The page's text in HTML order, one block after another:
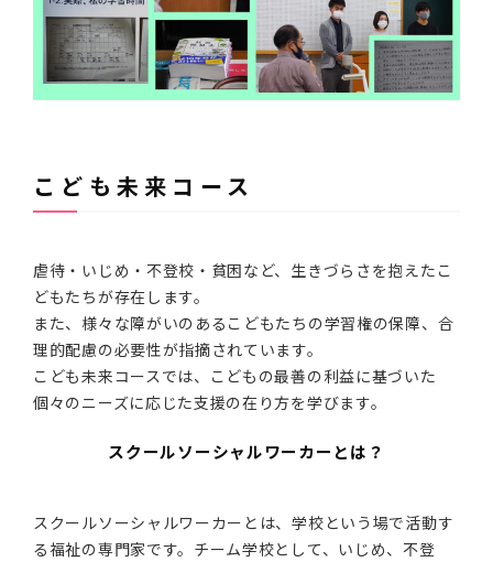
こども未来コース
虐待・いじめ・不登校・貧困など、生きづらさを抱えたこ
どもたちが存在します。
また、様々な障がいのあるこどもたちの学習権の保障、合
理的配慮の必要性が指摘されています。
こども未来コースでは、こどもの最善の利益に基づいた
個々のニーズに応じた支援の在り方を学びます。
スクールソーシャルワーカーとは？
スクールソーシャルワーカーとは、学校という場で活動す
る福祉の専門家です。チーム学校として、いじめ、不登